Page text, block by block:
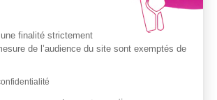
prix
finalité strictement
de l’audience du site sont exemptés de